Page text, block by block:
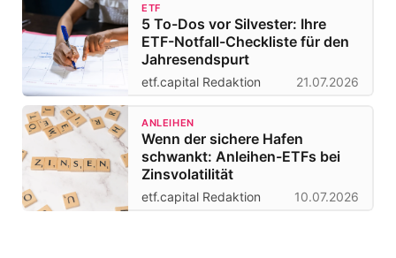
ETF
5 To-Dos vor Silvester: Ihre
ETF-Notfall-Checkliste für den
Jahresendspurt
etf.capital Redaktion 21.07.2026
ANLEIHEN
Wenn der sichere Hafen
schwankt: Anleihen-ETFs bei
Zinsvolatilität
etf.capital Redaktion 10.07.2026